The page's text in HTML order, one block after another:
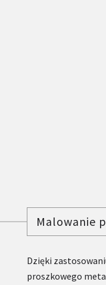
Malowanie
Dzięki
proszkowego